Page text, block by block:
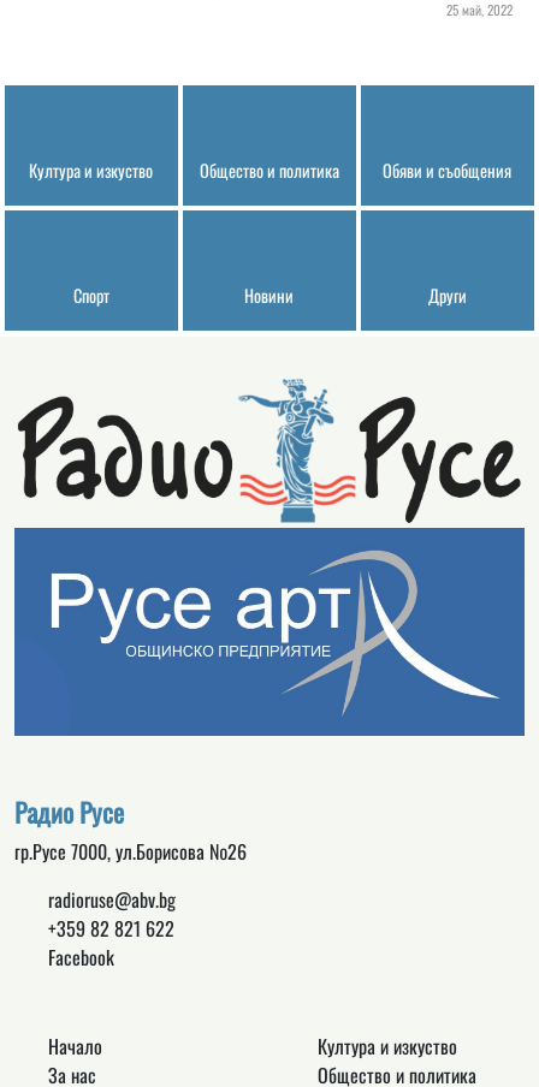
25 май, 2022
Култура и изкуство Общество и политика Обяви и съобщения
Спорт Новини Други
Радио Русе
гр.Русе 7000, ул.Борисова №26
radioruse@abv.bg
+359 82 821 622
Facebook
Начало
За нас
Култура и изкуство
Общество и политика